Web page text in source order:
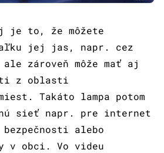
je to, že môžete
jej jas, napr. cez
zároveň môže mať aj
z oblasti
Takáto lampa potom
sieť napr. pre internet
alebo
v obci. Vo videu